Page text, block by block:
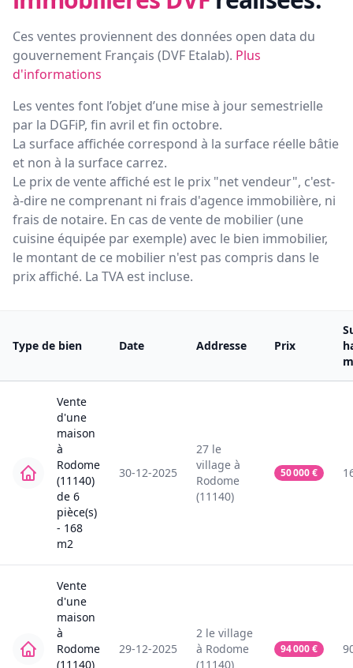
Ces ventes proviennent des données open data du
gouvernement Français (DVF Etalab). Plus
d'informations
Les ventes font l’objet d’une mise à jour semestrielle
par la DGFiP, fin avril et fin octobre.
La surface affichée correspond à la surface réelle bâtie
et non à la surface carrez.
Le prix de vente affiché est le prix "net vendeur", c'est-
à-dire ne comprenant ni frais d'agence immobilière, ni
frais de notaire. En cas de vente de mobilier (une
cuisine équipée par exemple) avec le bien immobilier,
le montant de ce mobilier n'est pas compris dans le
prix affiché. La TVA est incluse.
Type de bien Date Addresse Prix
Vente
d'une
maison
à
Rodome
(11140)
de 6
pièce(s)
- 168
m2
30-12-2025
27 le
village à
Rodome
(11140)
50 000€
Vente
d'une
maison
à
Rodome
(11140)
29-12-2025
2 le village
à Rodome
(11140)
94 000€